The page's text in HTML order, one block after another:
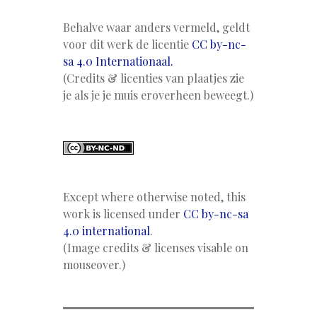
Behalve waar anders vermeld, geldt
voor dit werk de licentie CC by-nc-
sa 4.0 Internationaal.
(Credits & licenties van plaatjes zie
je als je je muis eroverheen beweegt.)
Except where otherwise noted, this
work is licensed under CC by-nc-sa
4.0 international.
(Image credits & licenses visable on
mouseover.)